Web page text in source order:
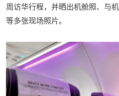
周访华行程，并晒出机舱照、与
等多张现场照片。